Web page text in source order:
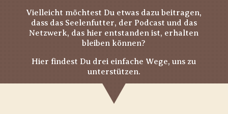
Vielleicht möchtest Du etwas dazu beitragen,
dass das Seelenfutter, der Podcast und das
Netzwerk, das hier entstanden ist, erhalten
bleiben können?
Hier findest Du drei einfache Wege, uns zu
unterstützen.